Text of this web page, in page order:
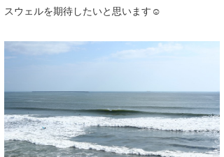
スウェルを期待したいと思います☺︎